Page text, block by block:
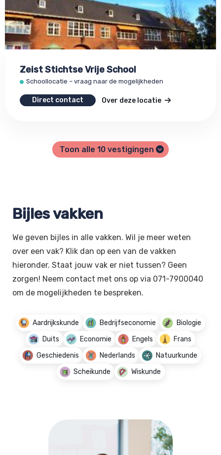
Zeist Stichtse Vrije School
Schoollocatie – vraag naar de mogelijkheden
Direct contact Over deze locatie
Toon alle 10 vestigingen
Bijles vakken
We geven bijles in alle vakken. Wil je meer weten
over een vak? Klik dan op een van de vakken
hieronder. Staat jouw vak er niet tussen? Geen
zorgen! Neem contact met ons op via 071-7900040
om de mogelijkheden te bespreken.
Aardrijkskunde Bedrijfseconomie
Biologie
Duits
Economie Engels
Frans
Geschiedenis
Nederlands
Natuurkunde
Scheikunde
Wiskunde